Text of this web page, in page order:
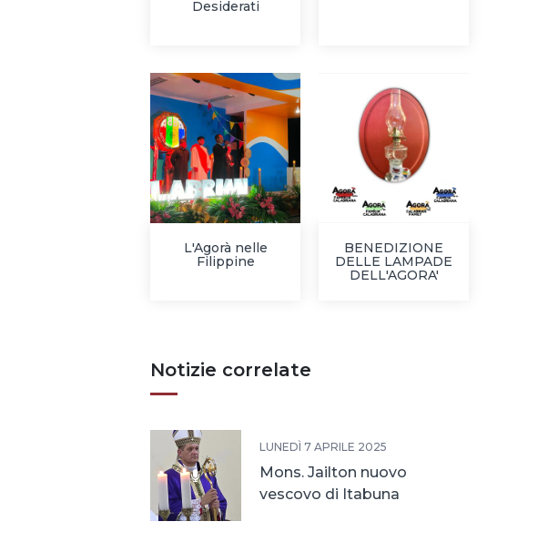
Desiderati
L'Agorà nelle
Filippine
BENEDIZIONE
DELLE LAMPADE
DELL'AGORA'
Notizie correlate
LUNEDÌ 7 APRILE 2025
Mons. Jailton nuovo
vescovo di Itabuna